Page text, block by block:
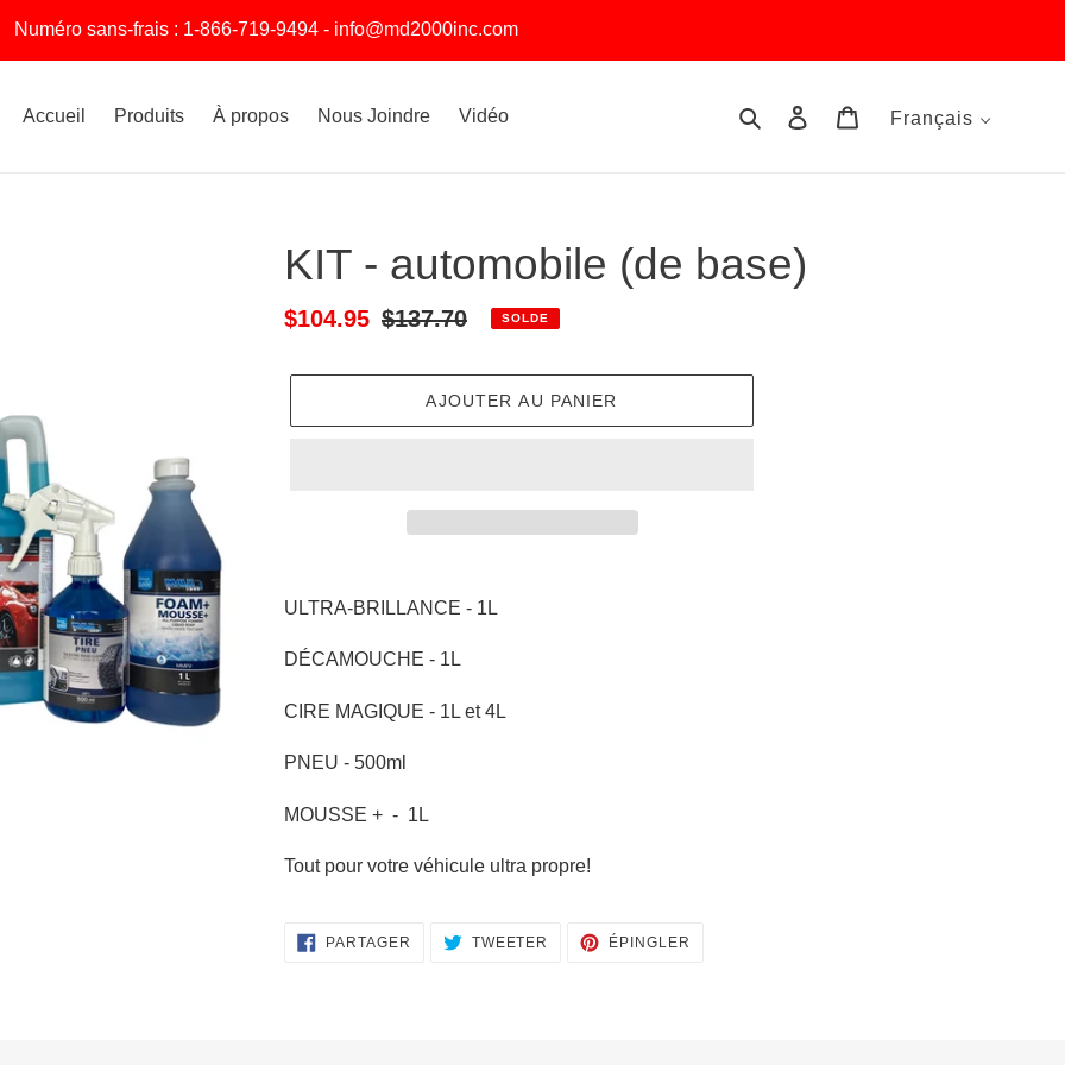
Numéro sans-frais : 1-866-719-9494 - info@md2000inc.com
Accueil Produits À propos Nous Joindre Vidéo RechercherSe connecter
PanierFrançais
KIT - automobile (de base)
Prix
$104.95 Prix
$137.70 SOLDE
AJOUTER AU PANIER
d'un
à
panier
ULTRA-BRILLANCE - 1L
DÉCAMOUCHE - 1L
CIRE MAGIQUE - 1L et 4L
PNEU - 500ml
MOUSSE + - 1L
Tout pour votre véhicule ultra propre!
PARTAGER PARTAGER
SUR
TWEETER TWEETER
SUR
ÉPINGLER